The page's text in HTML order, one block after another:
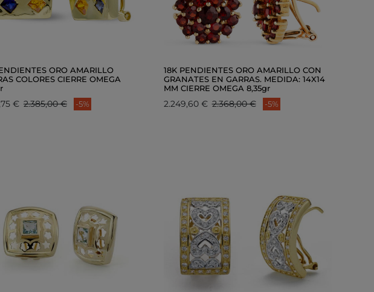
ORO AMARILLO
COLORES CIERRE OMEGA
€ 2.385,00 € -5%
18K PENDIENTES ORO AMARILLO CON
GRANATES EN GARRAS. MEDIDA: 14X14
MM CIERRE OMEGA 8,35gr
2.249,60 € 2.368,00 € -5%